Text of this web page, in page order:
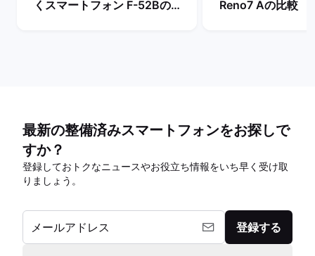
くスマートフォン F-52Bの
Reno7 Aの比較
最新の整備済みスマートフォンをお探しで
すか？
登録しておトクなニュースやお役立ち情報をいち早く受け取
りましょう。
メールアドレス 登録する